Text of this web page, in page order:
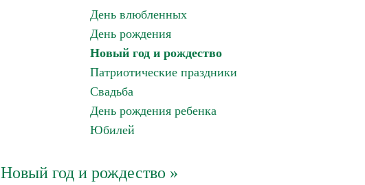
День влюбленных
День рождения
Новый год и рождество
Патриотические праздники
Свадьба
День рождения ребенка
Юбилей
Новый год и рождество »